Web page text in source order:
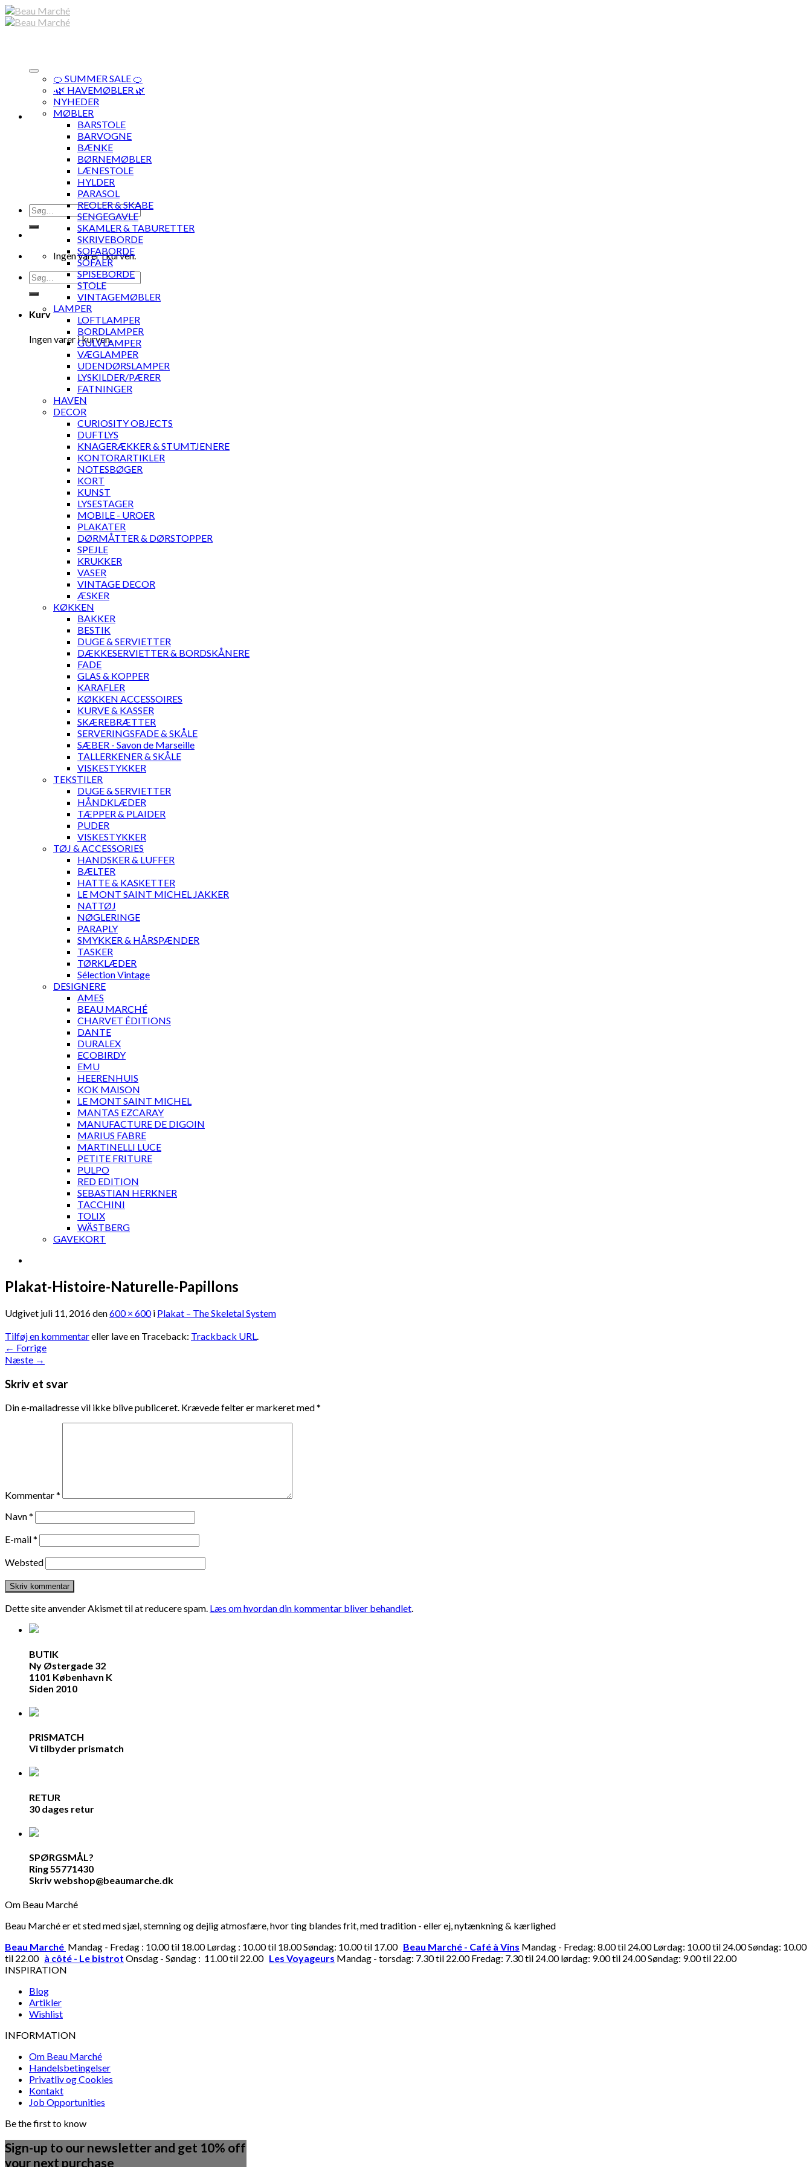
Skip
to
Søg
efter:
Ingen varer i kurven.
Søg
efter:
Kurv
Ingen varer i kurven.
🍊 SUMMER SALE 🍊
·🌿 HAVEMØBLER 🌿
NYHEDER
MØBLER
BARSTOLE
BARVOGNE
BÆNKE
BØRNEMØBLER
LÆNESTOLE
HYLDER
PARASOL
REOLER & SKABE
SENGEGAVLE
SKAMLER & TABURETTER
SKRIVEBORDE
SOFABORDE
SOFAER
SPISEBORDE
STOLE
VINTAGEMØBLER
LAMPER
LOFTLAMPER
BORDLAMPER
GULVLAMPER
VÆGLAMPER
UDENDØRSLAMPER
LYSKILDER/PÆRER
FATNINGER
HAVEN
DECOR
CURIOSITY OBJECTS
DUFTLYS
KNAGERÆKKER & STUMTJENERE
KONTORARTIKLER
NOTESBØGER
KORT
KUNST
LYSESTAGER
MOBILE - UROER
PLAKATER
DØRMÅTTER & DØRSTOPPER
SPEJLE
KRUKKER
VASER
VINTAGE DECOR
ÆSKER
KØKKEN
BAKKER
BESTIK
DUGE & SERVIETTER
DÆKKESERVIETTER & BORDSKÅNERE
FADE
GLAS & KOPPER
KARAFLER
KØKKEN ACCESSOIRES
KURVE & KASSER
SKÆREBRÆTTER
SERVERINGSFADE & SKÅLE
SÆBER - Savon de Marseille
TALLERKENER & SKÅLE
VISKESTYKKER
TEKSTILER
DUGE & SERVIETTER
HÅNDKLÆDER
TÆPPER & PLAIDER
PUDER
VISKESTYKKER
TØJ & ACCESSORIES
HANDSKER & LUFFER
BÆLTER
HATTE & KASKETTER
LE MONT SAINT MICHEL JAKKER
NATTØJ
NØGLERINGE
PARAPLY
SMYKKER & HÅRSPÆNDER
TASKER
TØRKLÆDER
Sélection Vintage
DESIGNERE
AMES
BEAU MARCHÉ
CHARVET ÉDITIONS
DANTE
DURALEX
ECOBIRDY
EMU
HEERENHUIS
KOK MAISON
LE MONT SAINT MICHEL
MANTAS EZCARAY
MANUFACTURE DE DIGOIN
MARIUS FABRE
MARTINELLI LUCE
PETITE FRITURE
PULPO
RED EDITION
SEBASTIAN HERKNER
TACCHINI
TOLIX
WÄSTBERG
GAVEKORT
Plakat-Histoire-Naturelle-Papillons
Udgivet juli 11, 2016den600 × 600i Plakat – The Skeletal System
Tilføj en kommentareller lave en Traceback: Trackback URL.
← Forrige
Næste →
Skriv et svar
Din e-mailadresse vil ikke blive publiceret. Krævede felter er markeret med*
Kommentar*
Navn*
E-mail*
Websted
Dette site anvender Akismet til at reducere spam. Læs om hvordan din kommentar bliver behandlet.
BUTIK
Ny Østergade 32
1101 København K
Siden 2010
PRISMATCH
Vi tilbyder prismatch
RETUR
30 dages retur
SPØRGSMÅL?
Ring 55771430
Skriv webshop@beaumarche.dk
Om Beau Marché
Beau Marché er et sted med sjæl, stemning og dejlig atmosfære, hvor ting blandes frit, med tradition - eller ej, nytænkning & kærlighed
Beau Marché Mandag - Fredag : 10.00 til 18.00 Lørdag : 10.00 til 18.00 Søndag: 10.00 til 17.00 Beau Marché - Café à Vins Mandag - Fredag: 8.00 til 24.00 Lørdag: 10.00 til 24.00 Søndag: 10.00
til 22.00 à côté - Le bistrot Onsdag - Søndag : 11.00 til 22.00 Les Voyageurs Mandag - torsdag: 7.30 til 22.00 Fredag: 7.30 til 24.00 lørdag: 9.00 til 24.00 Søndag: 9.00 til 22.00
INSPIRATION
Blog
Artikler
Wishlist
INFORMATION
Om Beau Marché
Handelsbetingelser
Privatliv og Cookies
Kontakt
Job Opportunities
Be the first to know
Sign-up to our newsletter and get 10% off
your next purchase